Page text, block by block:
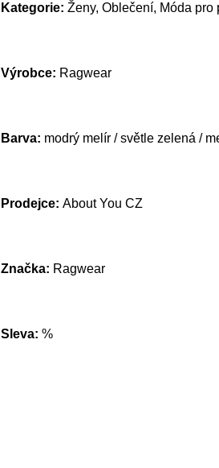
Kategorie: Ženy, Oblečení, Móda pro
Výrobce: Ragwear
Barva: modrý melír / světle zelená /
Prodejce: About You CZ
Značka: Ragwear
Sleva: %